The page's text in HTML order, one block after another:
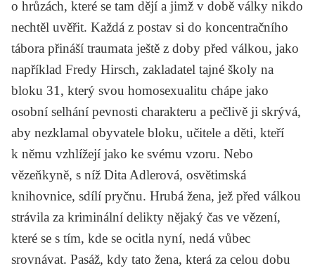
o hrůzách, které se tam dějí a jimž v době války nikdo
nechtěl uvěřit. Každá z postav si do koncentračního
tábora přináší traumata ještě z doby před válkou, jako
například Fredy Hirsch, zakladatel tajné školy na
bloku 31, který svou homosexualitu chápe jako
osobní selhání pevnosti charakteru a pečlivě ji skrývá,
aby nezklamal obyvatele bloku, učitele a děti, kteří
k němu vzhlížejí jako ke svému vzoru. Nebo
vězeňkyně, s níž Dita Adlerová, osvětimská
knihovnice, sdílí pryčnu. Hrubá žena, jež před válkou
strávila za kriminální delikty nějaký čas ve vězení,
které se s tím, kde se ocitla nyní, nedá vůbec
srovnávat. Pasáž, kdy tato žena, která za celou dobu